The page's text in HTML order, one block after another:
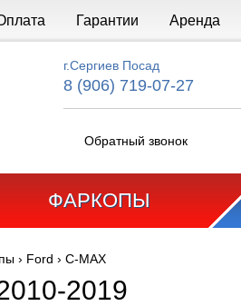
Гарантии Аренда
г.Сергиев Посад
8 (906) 719-07-27
Обратный звонок
ФАРКОПЫ
› Ford › C-MAX
2019